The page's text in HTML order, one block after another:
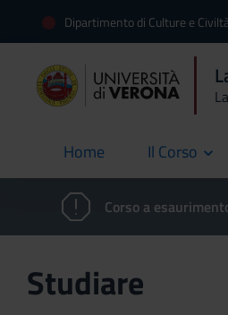
Dipartimento di Culture e
Home
current Il Corso
Corso a
Studiare